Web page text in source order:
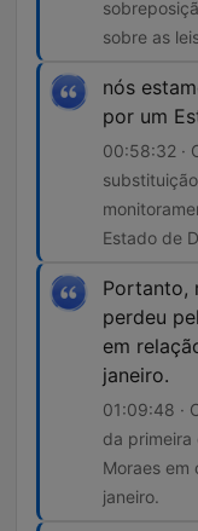
sobre as
nós
por um
00:58:32 ·
Estado de
Portanto,
perdeu
em
janeiro.
01:09:48 ·
da
Moraes em
janeiro.